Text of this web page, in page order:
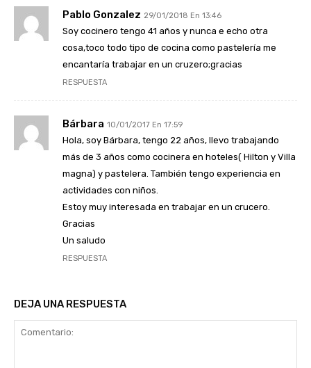
Pablo Gonzalez 29/01/2018 En 13:46
Soy cocinero tengo 41 años y nunca e echo otra
cosa,toco todo tipo de cocina como pastelería me
encantaría trabajar en un cruzero;gracias
RESPUESTA
Bárbara 10/01/2017 En 17:59
Hola, soy Bárbara, tengo 22 años, llevo trabajando
más de 3 años como cocinera en hoteles( Hilton y Villa
magna) y pastelera. También tengo experiencia en
actividades con niños.
Estoy muy interesada en trabajar en un crucero.
Gracias
Un saludo
RESPUESTA
DEJA UNA RESPUESTA